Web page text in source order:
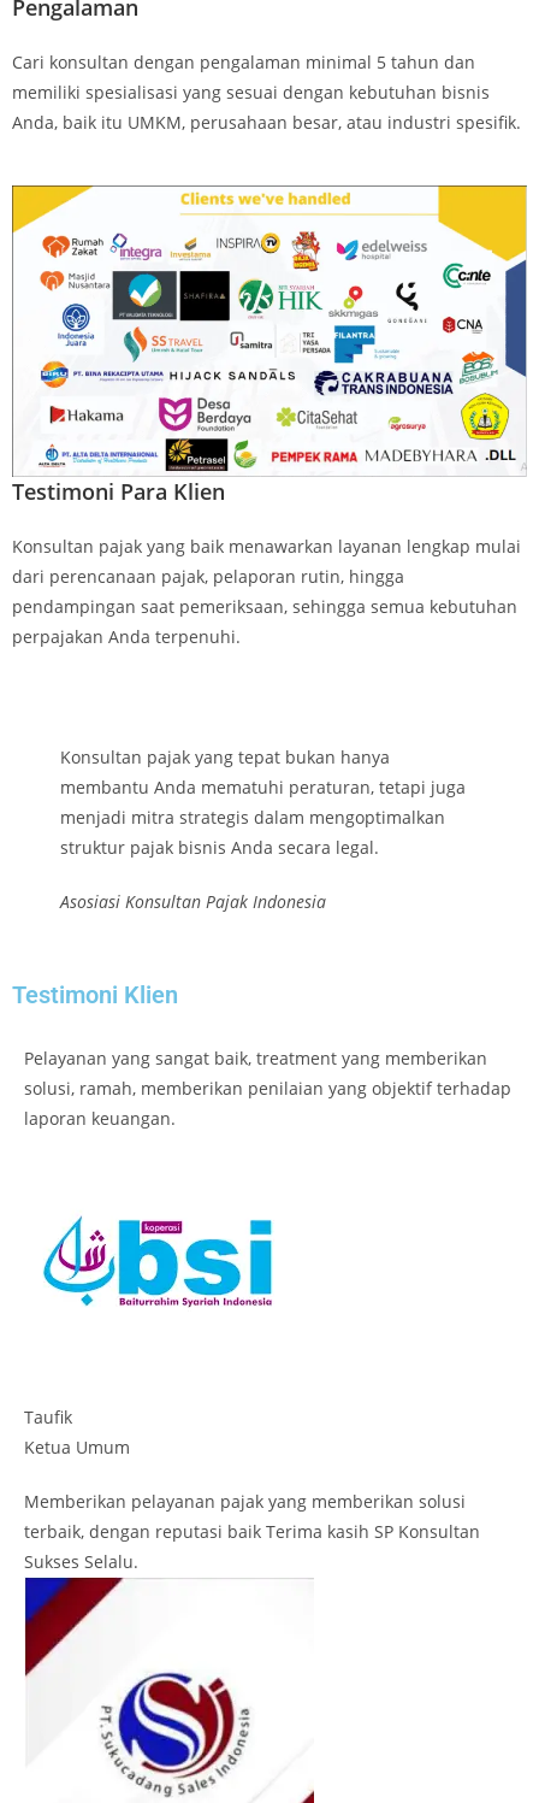
Pengalaman
Cari konsultan dengan pengalaman minimal 5 tahun dan
memiliki spesialisasi yang sesuai dengan kebutuhan bisnis
Anda, baik itu UMKM, perusahaan besar, atau industri spesifik.
Testimoni Para Klien
Konsultan pajak yang baik menawarkan layanan lengkap mulai
dari perencanaan pajak, pelaporan rutin, hingga
pendampingan saat pemeriksaan, sehingga semua kebutuhan
perpajakan Anda terpenuhi.
Konsultan pajak yang tepat bukan hanya
membantu Anda mematuhi peraturan, tetapi juga
menjadi mitra strategis dalam mengoptimalkan
struktur pajak bisnis Anda secara legal.
Asosiasi Konsultan Pajak Indonesia
Testimoni Klien
Pelayanan yang sangat baik, treatment yang memberikan
solusi, ramah, memberikan penilaian yang objektif terhadap
laporan keuangan.
Taufik
Ketua Umum
Memberikan pelayanan pajak yang memberikan solusi
terbaik, dengan reputasi baik Terima kasih SP Konsultan
Sukses Selalu.